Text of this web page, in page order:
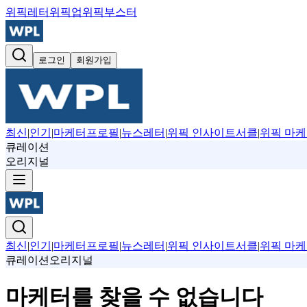
위픽레터 위픽업위픽부스터
로그인 회원가입
최신|인기 |마케터프로필|뉴스레터 |위픽 인사이트서클|위픽 마케
큐레이션
오리지널
최신|인기 |마케터프로필|뉴스레터 |위픽 인사이트서클|위픽 마케
큐레이션 오리지널
마케터를 찾을 수 없습니다